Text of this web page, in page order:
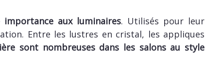
importance aux luminaires. Utilisés pour leur
Entre les lustres en cristal, les appliques
sont nombreuses dans les salons au style